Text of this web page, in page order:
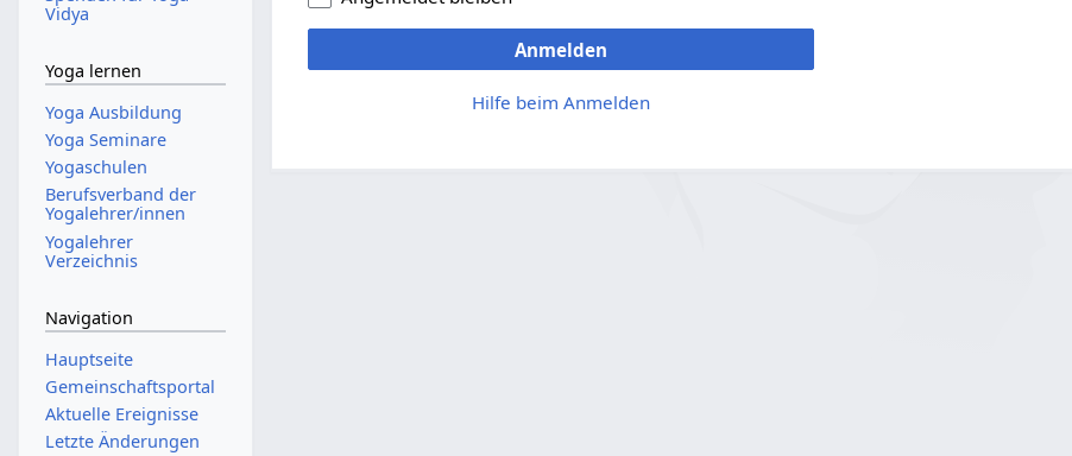
Anmelden
Hilfe beim Anmelden
Vidya
Yoga lernen
Yoga Ausbildung
Yoga Seminare
Yogaschulen
Berufsverband der
Yogalehrer/innen
Yogalehrer
Verzeichnis
Navigation
Hauptseite
Gemeinschafts­portal
Aktuelle Ereignisse
Letzte Änderungen